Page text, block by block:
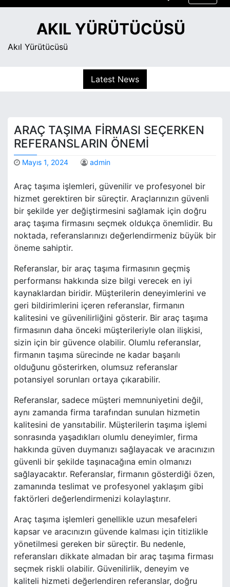
S
AKIL YÜRÜTÜCÜSÜ
Akıl Yürütücüsü
Latest News
ARAÇ TAŞIMA FIRMASI SEÇERKEN
REFERANSLARIN ÖNEMI
Mayıs 1, 2024 admin
Araç taşıma işlemleri, güvenilir ve profesyonel bir
hizmet gerektiren bir süreçtir. Araçlarınızın güvenli
bir şekilde yer değiştirmesini sağlamak için doğru
araç taşıma firmasını seçmek oldukça önemlidir. Bu
noktada, referanslarınızı değerlendirmeniz büyük bir
öneme sahiptir.
Referanslar, bir araç taşıma firmasının geçmiş
performansı hakkında size bilgi verecek en iyi
kaynaklardan biridir. Müşterilerin deneyimlerini ve
geri bildirimlerini içeren referanslar, firmanın
kalitesini ve güvenilirliğini gösterir. Bir araç taşıma
firmasının daha önceki müşterileriyle olan ilişkisi,
sizin için bir güvence olabilir. Olumlu referanslar,
firmanın taşıma sürecinde ne kadar başarılı
olduğunu gösterirken, olumsuz referanslar
potansiyel sorunları ortaya çıkarabilir.
Referanslar, sadece müşteri memnuniyetini değil,
aynı zamanda firma tarafından sunulan hizmetin
kalitesini de yansıtabilir. Müşterilerin taşıma işlemi
sonrasında yaşadıkları olumlu deneyimler, firma
hakkında güven duymanızı sağlayacak ve aracınızın
güvenli bir şekilde taşınacağına emin olmanızı
sağlayacaktır. Referanslar, firmanın gösterdiği özen,
zamanında teslimat ve profesyonel yaklaşım gibi
faktörleri değerlendirmenizi kolaylaştırır.
Araç taşıma işlemleri genellikle uzun mesafeleri
kapsar ve aracınızın güvende kalması için titizlikle
yönetilmesi gereken bir süreçtir. Bu nedenle,
referansları dikkate almadan bir araç taşıma firması
seçmek riskli olabilir. Güvenilirlik, deneyim ve
kaliteli hizmeti değerlendiren referanslar, doğru